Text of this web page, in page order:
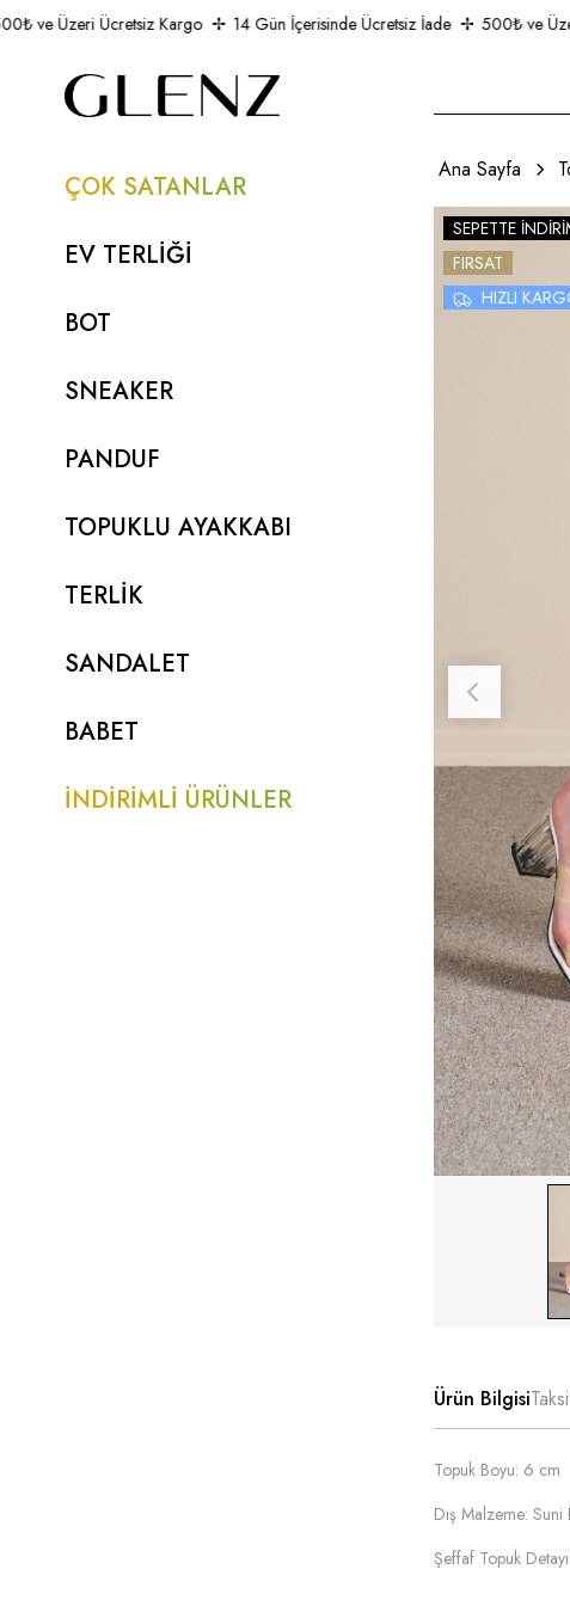
ve Üzeri Ücretsiz Kargo 14 Gün İçerisinde Ücretsiz İade 500₺ ve Üzeri
ÇOK SATANLAR
EV TERLİĞİ
BOT
SNEAKER
PANDUF
TOPUKLU AYAKKABI
TERLİK
SANDALET
BABET
İNDİRİMLİ ÜRÜNLER
Ana Sayfa
SEPETTE
FIRSAT
HIZLI
Ürün Bilgisi
Topuk Boyu: 6 cm
Dış Malzeme: Suni
Şeffaf Topuk Detayı